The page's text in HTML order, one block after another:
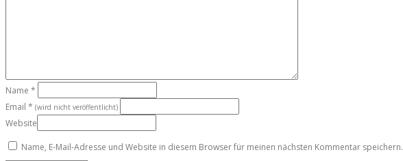
Name *
Email * (wird nicht veröffentlicht)
Website
Name, E-Mail-Adresse und Website in diesem Browser für meinen nächsten Kommentar speichern.